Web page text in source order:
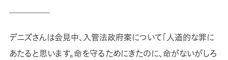
デニズさんは会見中、入管法政府案について「人道的な罪に
あたると思います。命を守るためにきたのに、命がないがしろ